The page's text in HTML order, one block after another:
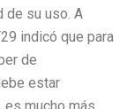
de su uso. A
indicó que para
de
estar